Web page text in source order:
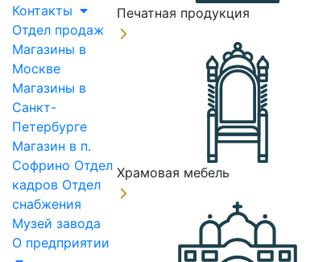
Контакты
Отдел продаж
Магазины в
Москве
Магазины в
Санкт-
Петербурге
Магазин в п.
Софрино Отдел
кадров Отдел
снабжения
Музей завода
О предприятии
Печатная продукция
Храмовая мебель